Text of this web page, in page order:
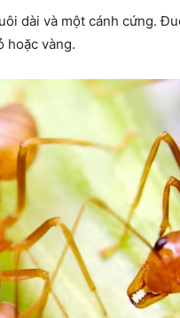
dài và một cánh cứng.
hoặc vàng.